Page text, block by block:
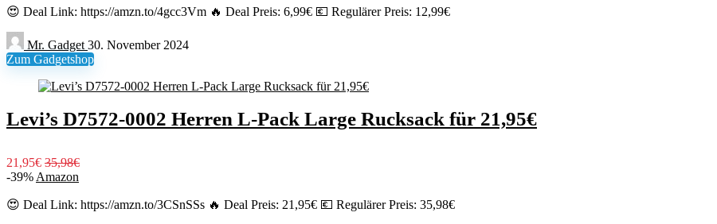
😍 Deal Link: https://amzn.to/4gcc3Vm 🔥 Deal Preis: 6,99€ 💶 Regulärer Preis: 12,99€
Mr. Gadget 30. November 2024
Zum Gadgetshop
Levi’s D7572-0002 Herren L-Pack Large Rucksack für 21,95€
21,95€ 35,98€
-39% Amazon
😍 Deal Link: https://amzn.to/3CSnSSs 🔥 Deal Preis: 21,95€ 💶 Regulärer Preis: 35,98€